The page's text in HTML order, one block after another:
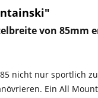
von 85mm
nicht nur sportlich
Ein All